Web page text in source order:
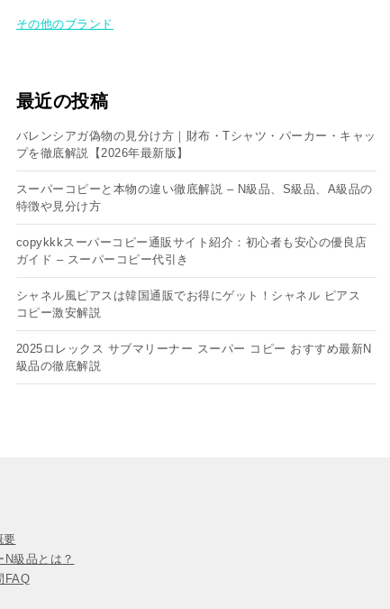
その他のブランド
最近の投稿
バレンシアガ偽物の見分け方｜財布・Tシャツ・パーカー・キャッ
プを徹底解説【2026年最新版】
スーパーコピーと本物の違い徹底解説 – N級品、S級品、A級品の
特徴や見分け方
copykkkスーパーコピー通販サイト紹介：初心者も安心の優良店
ガイド – スーパーコピー代引き
シャネル風ピアスは韓国通販でお得にゲット！シャネル ピアス
コピー​激安解説
2025ロレックス サブマリーナー スーパー コピー おすすめ最新N
級品の徹底解説
要
N級品とは？
FAQ